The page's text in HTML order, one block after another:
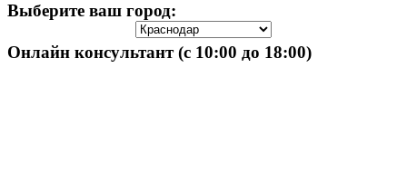
Выберите ваш город:
Онлайн консультант (с 10:00 до 18:00)